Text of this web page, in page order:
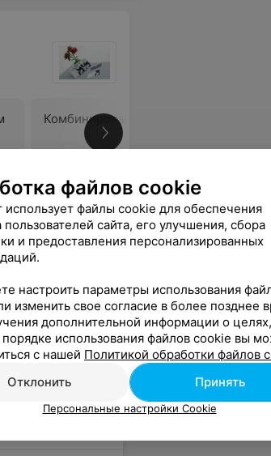
Комбинированный педикюр
именно этот салон!!!
файлов cookie
использует файлы cookie для обеспечения
пользователей сайта, его улучшения, сбора
и предоставления персонализированных
настроить параметры использования
изменить свое согласие в более позднее
дополнительной информации о целях,
порядке использования файлов cookie вы
с нашей Политикой обработки файлов
Отклонить
Принять
Персональные настройки Cookie